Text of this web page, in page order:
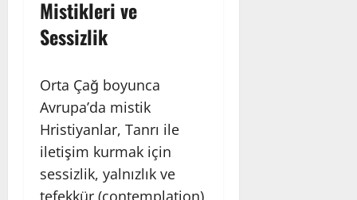
Mistikleri ve
Sessizlik
Orta Çağ boyunca
Avrupa’da mistik
Hristiyanlar, Tanrı ile
iletişim kurmak için
sessizlik, yalnızlık ve
tefekkür (contemplation)